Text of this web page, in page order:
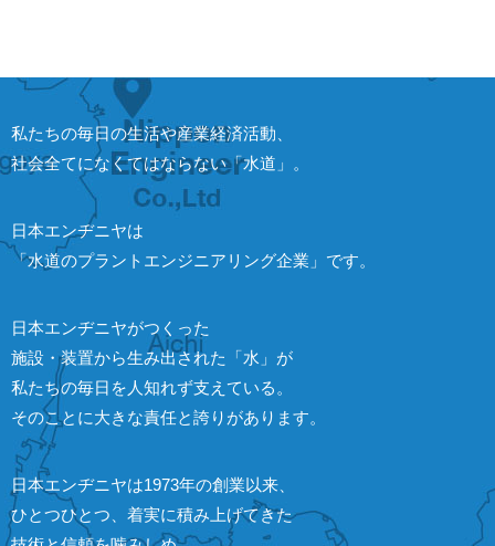
私たちの毎日の生活や産業経済活動、
社会全てになくてはならない「水道」。
日本エンヂニヤは
「水道のプラントエンジニアリング企業」です。
日本エンヂニヤがつくった
施設・装置から生み出された「水」が
私たちの毎日を人知れず支えている。
そのことに大きな責任と誇りがあります。
日本エンヂニヤは1973年の創業以来、
ひとつひとつ、着実に積み上げてきた